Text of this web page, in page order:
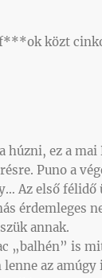
közt
húzni, ez a mai
Puno a
Az első
érdemleges
annak.
„balhén” is
az